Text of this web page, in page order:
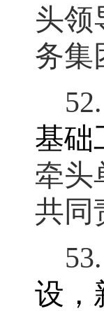
头领
务集
52.
基础
牵头
共同
53.
设 ，